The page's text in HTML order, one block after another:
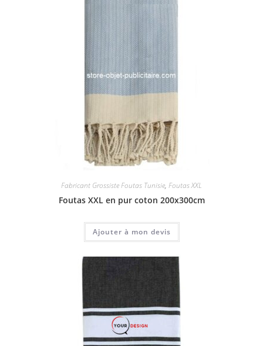
Fabricant Grossiste Foutas Tunisie, Foutas XXL
Foutas XXL en pur coton 200x300cm
Ajouter à mon devis